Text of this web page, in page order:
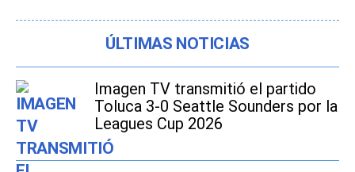
ÚLTIMAS NOTICIAS
Imagen TV transmitió el partido
Toluca 3-0 Seattle Sounders por la
Leagues Cup 2026